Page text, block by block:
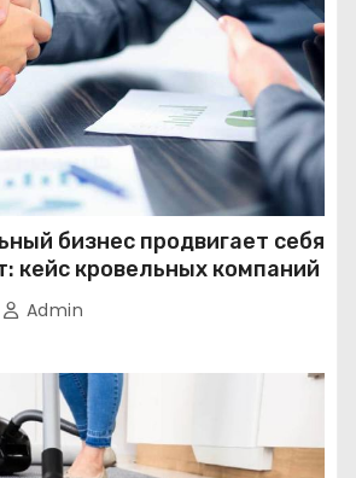
бизнес продвигает себя
кейс кровельных компаний
Admin